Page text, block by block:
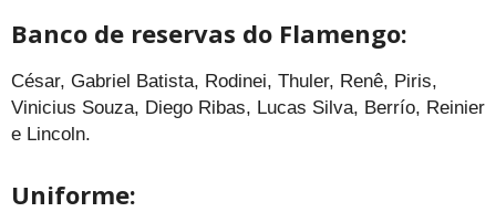
Banco de reservas do Flamengo:
César, Gabriel Batista, Rodinei, Thuler, Renê, Piris,
Vinicius Souza, Diego Ribas, Lucas Silva, Berrío, Reinier
e Lincoln.
Uniforme: